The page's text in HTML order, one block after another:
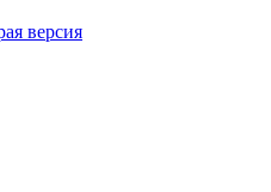
версия